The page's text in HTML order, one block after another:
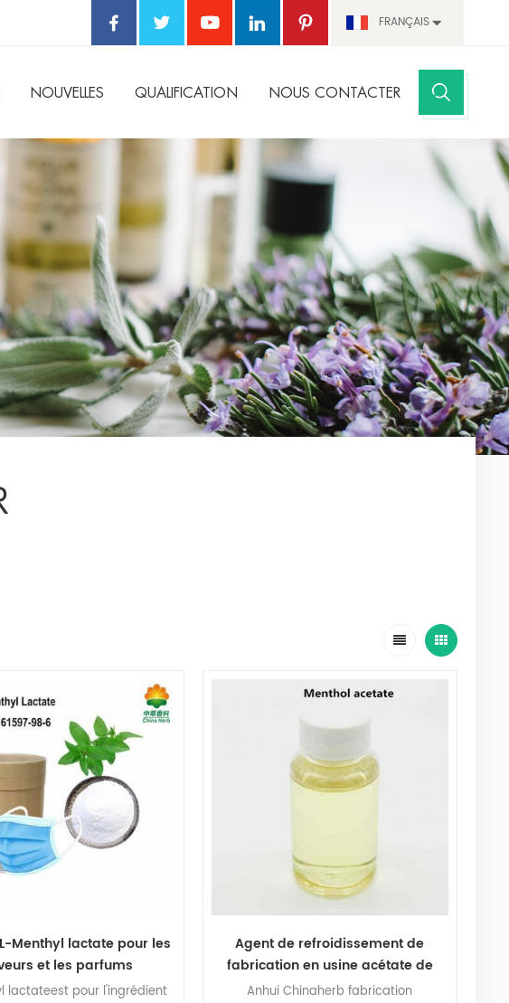
FRANÇAIS
NOUVELLES QUALIFICATION NOUS CONTACTER
Menthyl lactate pour les
et les parfums
lactateest pour l'ingrédient
Agent de refroidissement de
fabrication en usine acétate de
menthyle
Anhui Chinaherb fabrication